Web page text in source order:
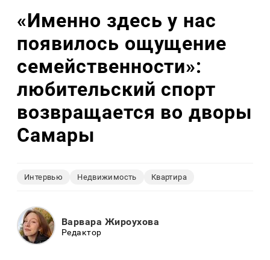
«Именно здесь у нас
появилось ощущение
семейственности»:
любительский спорт
возвращается во дворы
Самары
Интервью Недвижимость Квартира
Варвара Жироухова
Редактор